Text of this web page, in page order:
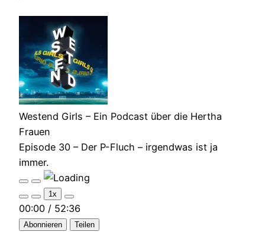
Westend Girls – Ein Podcast über die Hertha
Frauen
Episode 30 – Der P-Fluch – irgendwas ist ja
immer.
Play
Episode
Pause
Episode
Mute/Unmute
Episode
Rewind
10
Seconds
1x
Fast
Forward
30
seconds
00:00 / 52:36
Abonnieren Teilen